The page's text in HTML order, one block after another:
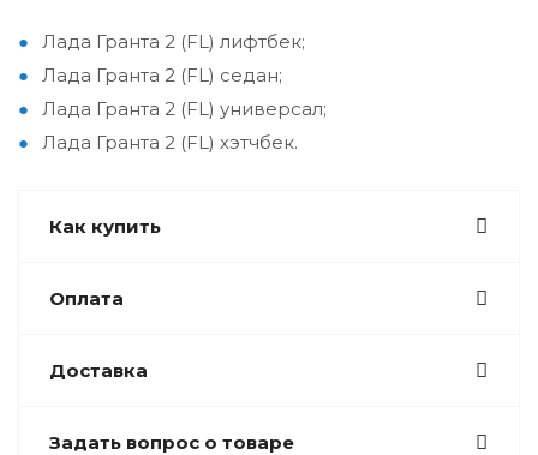
Лада Гранта 2 (FL) лифтбек;
Лада Гранта 2 (FL) седан;
Лада Гранта 2 (FL) универсал;
Лада Гранта 2 (FL) хэтчбек.
Как купить
Оплата
Доставка
Задать вопрос о товаре